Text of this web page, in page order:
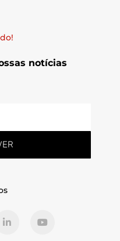
notícias
i
o